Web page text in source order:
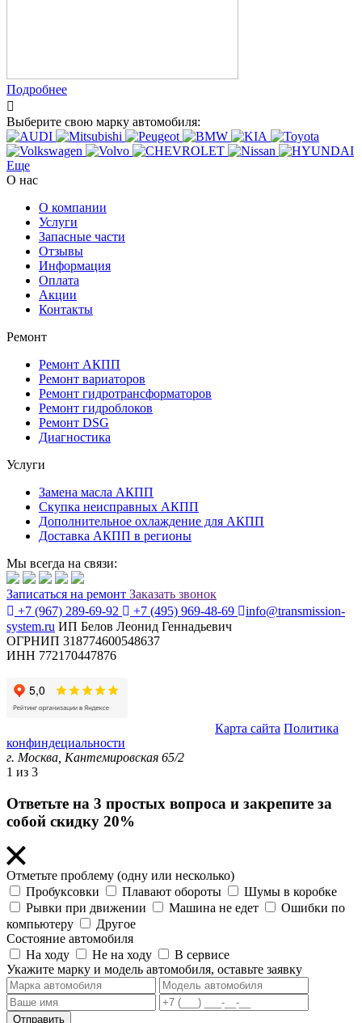
Подробнее
Выберите свою марку автомобиля:
Еще
О нас
О компании
Услуги
Запасные части
Отзывы
Информация
Оплата
Акции
Контакты
Ремонт
Ремонт АКПП
Ремонт вариаторов
Ремонт гидротрансформаторов
Ремонт гидроблоков
Ремонт DSG
Диагностика
Услуги
Замена масла АКПП
Скупка неисправных АКПП
Дополнительное охлаждение для АКПП
Доставка АКПП в регионы
Мы всегда на связи:
Записаться на ремонт Заказать звонок
+7 (967) 289-69-92
+7 (495) 969-48-69
info@transmission-
system.ru ИП Белов Леонид Геннадьевич
ОГРНИП 318774600548637
ИНН 772170447876
Карта сайта Политика
конфиндециальности
г. Москва, Кантемировская 65/2
1 из 3
Ответьте на 3 простых вопроса и закрепите за
собой скидку 20%
Отметьте проблему (одну или несколько)
Пробуксовки
Плавают обороты
Шумы в коробке
Рывки при движении
Машина не едет
Ошибки по
компьютеру
Другое
Состояние автомобиля
На ходу
Не на ходу
В сервисе
Укажите марку и модель автомобиля, оставьте заявку
Отправить